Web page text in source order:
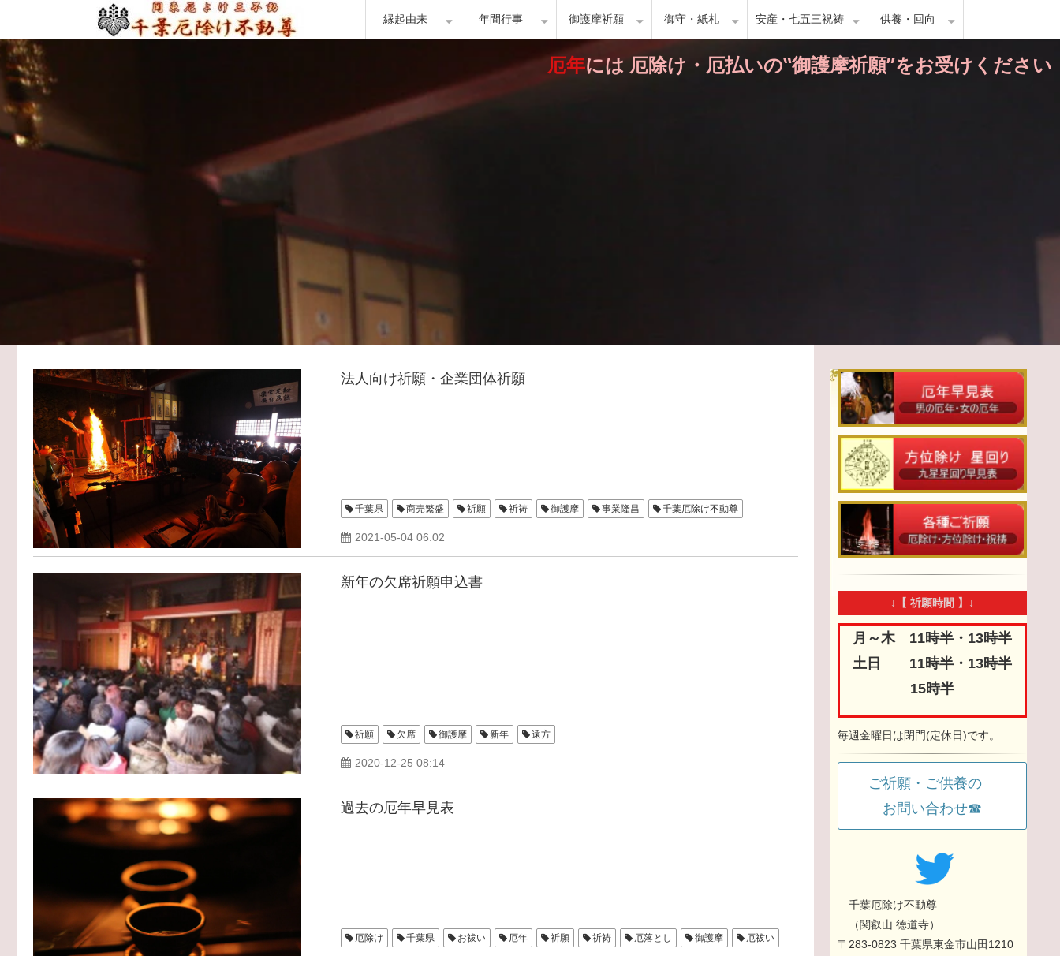
縁起由来 年間行事 御護摩祈願 御守・紙札 安産・七五三祝祷 供養・回向
厄年には 厄除け・厄払いの‟御護摩祈願”をお受けください
法人向け祈願・企業団体祈願
千葉県 商売繁盛 祈願 祈祷 御護摩 事業隆昌 千葉厄除け不動尊
2021-05-04 06:02
新年の欠席祈願申込書
祈願 欠席 御護摩 新年 遠方
2020-12-25 08:14
過去の厄年早見表
厄除け 千葉県 お祓い 厄年 祈願 祈祷 厄落とし 御護摩 厄祓い
↓【 祈願時間 】↓
月～木 11時半・13時半
土日 11時半・13時半
15時半
毎週金曜日は閉門(定休日)です。
ご祈願・ご供養の
お問い合わせ☎
千葉厄除け不動尊
（関叡山 徳道寺）
〒283-0823 千葉県東金市山田1210